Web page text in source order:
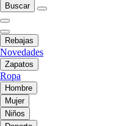
Buscar
Rebajas
Novedades
Zapatos
Ropa
Hombre
Mujer
Niños